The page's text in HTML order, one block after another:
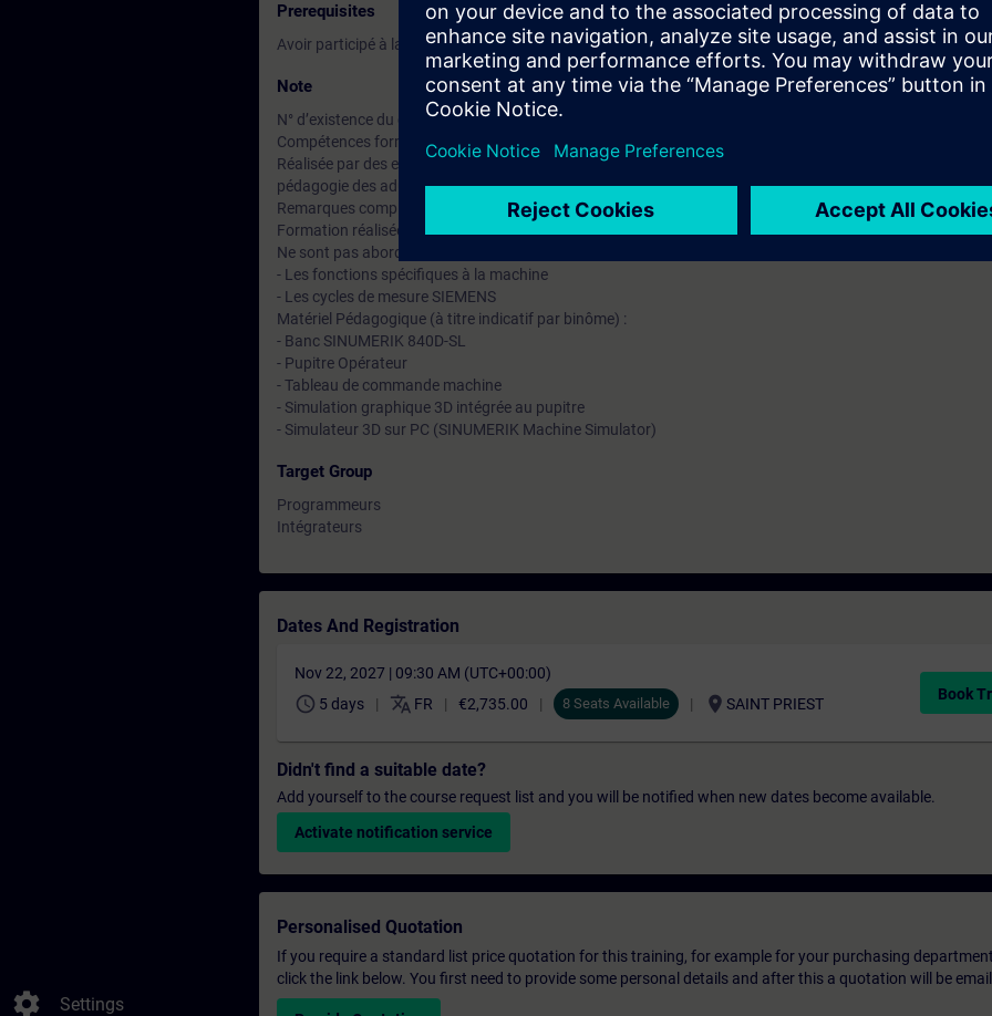
settings Settings
Prerequisites
Avoir participé à la formation 8xxD-P1 ou avoir un niveau équivalent est indispensable pour atteindre les
Note
N° d’existence du centre de formation SITRAIN : 11 93 00 205 93
Compétences formateur :
Réalisée par des experts assurant au quotidien des missions techniques auprès des entreprises, formés
pédagogie des adultes avec un suivi et une actualisation de leurs compétences théoriques, pratiques, et
Remarques complémentaires :
Formation réalisée sur IHM Advanced
Ne sont pas abordés dans ce cours :
- Les fonctions spécifiques à la machine
- Les cycles de mesure SIEMENS
Matériel Pédagogique (à titre indicatif par binôme) :
- Banc SINUMERIK 840D-SL
- Pupitre Opérateur
- Tableau de commande machine
- Simulation graphique 3D intégrée au pupitre
- Simulateur 3D sur PC (SINUMERIK Machine Simulator)
Target Group
Programmeurs
Intégrateurs
Dates And Registration
Nov 22, 2027 | 09:30 AM (UTC+00:00)
schedule 5 days translate FR €2,735.00 8 Seats Available location_on SAINT PRIEST
Book
Didn't find a suitable date?
Add yourself to the course request list and you will be notified when new dates become available.
Activate notification service
Personalised Quotation
If you require a standard list price quotation for this training, for example for your purchasing
click the link below. You first need to provide some personal details and after this a quotation will be